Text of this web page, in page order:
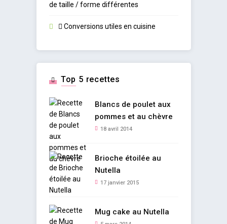
de taille / forme différentes
Conversions utiles en cuisine
Top 5 recettes
Blancs de poulet aux
pommes et au chèvre
18 avril 2014
Brioche étoilée au
Nutella
17 janvier 2015
Mug cake au Nutella